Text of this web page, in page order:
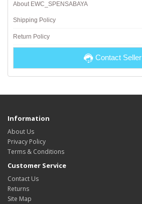
About EWC_SPENSABAYA
Shipping Policy
Return Policy
Contact Seller
Information
About Us
Privacy Policy
Terms & Conditions
Customer Service
Contact Us
Returns
Site Map